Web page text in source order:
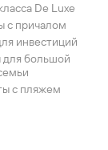
De Luxe
с причалом
инвестиций
для большой
с пляжем